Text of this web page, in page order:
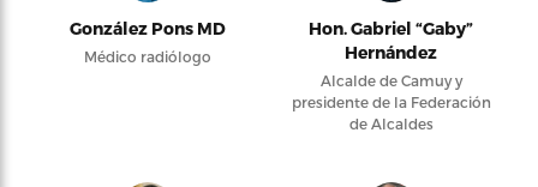
González Pons MD
Médico radiólogo
Hon. Gabriel “Gaby”
Hernández
Alcalde de Camuy y
presidente de la Federación
de Alcaldes